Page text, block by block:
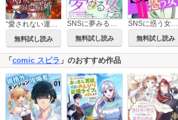
“愛されない運命”だったはずなのに～時戻り王妃の二度目の結婚～
無料試し読み
SNSに夢みる女たち
無料試し読み
SNSに惑う女たち
無料試し読み
「 comic スピラ 」のおすすめ作品